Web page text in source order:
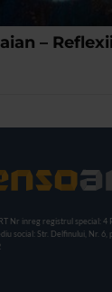
–
Nr inreg registrul special: 4
social: Str. Delfinului, Nr. 6,